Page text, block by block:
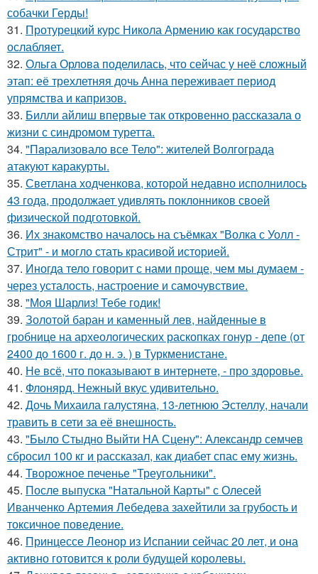
собачки Герды!
31. Протурецкий курс Никола Армению как государство
ослабляет.
32. Ольга Орлова поделилась, что сейчас у неё сложный
этап: её трехлетняя дочь Анна переживает период
упрямства и капризов.
33. Билли айлиш впервые так откровенно рассказала о
жизни с синдромом туретта.
34. "Пapализовало все Тело": жителей Волгограда
атакуют каракурты.
35. Светлана ходченкова, которой недавно исполнилось
43 года, продолжает удивлять поклонников своей
физической подготовкой.
36. Их знакомство началось на съёмках "Волка с Уолл -
Стрит" - и могло стать красивой историей.
37. Иногда тело говорит с нами проще, чем мы думаем -
через усталость, настроение и самочувствие.
38. "Моя Шарлиз! Тебе годик!
39. Золотой баран и каменный лев, найденные в
гробнице на археологических раскопках гонур - депе (от
2400 до 1600 г. до н. э. ) в Туркменистане.
40. Не всё, что показывают в интернете, - про здоровье.
41. Флонярд. Нежный вкус удивительно.
42. Дочь Михаила галустяна, 13-летнюю Эстеллу, начали
травить в сети за её внешность.
43. "Было Стыдно Выйти НА Сцену": Александр семчев
сбросил 100 кг и рассказал, как диабет спас ему жизнь.
44. Творожное печенье "Треугольники".
45. После выпуска "Натальной Карты" с Олесей
Иванченко Артемия Лебедева захейтили за грубость и
токсичное поведение.
46. Принцессе Леонор из Испании сейчас 20 лет, и она
активно готовится к роли будущей королевы.